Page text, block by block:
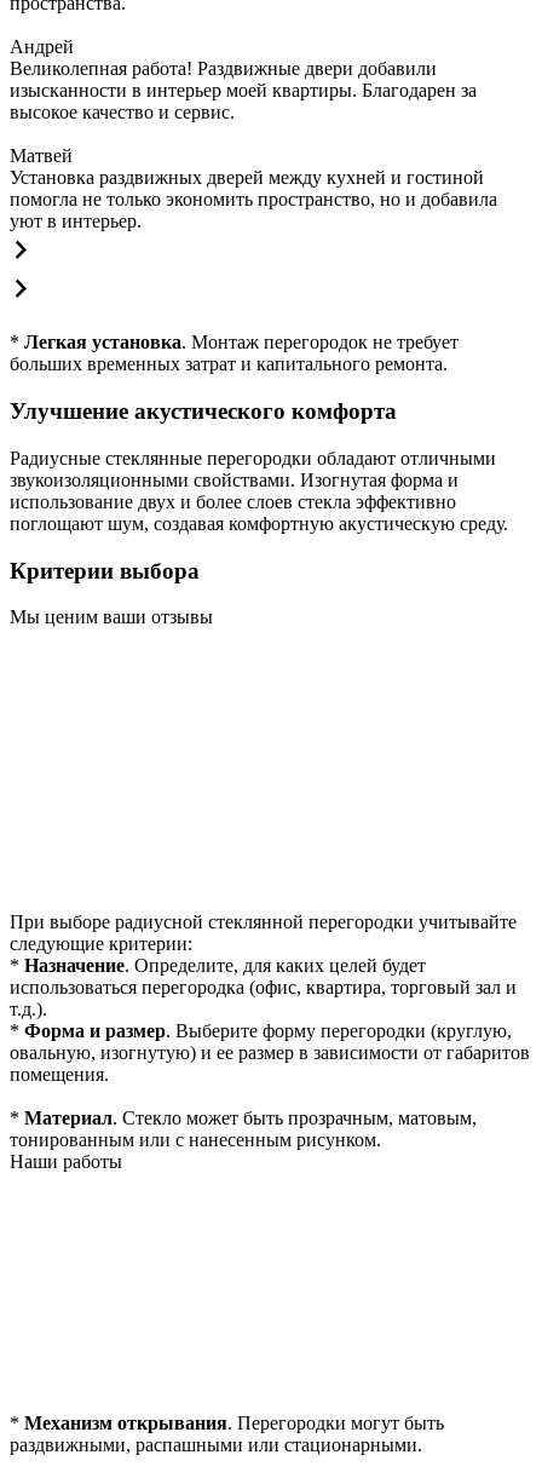
Андрей
Великолепная работа! Раздвижные двери добавили
изысканности в интерьер моей квартиры. Благодарен за
высокое качество и сервис.
Матвей
Установка раздвижных дверей между кухней и гостиной
помогла не только экономить пространство, но и добавила
уют в интерьер.
* Легкая установка. Монтаж перегородок не требует
больших временных затрат и капитального ремонта.
Улучшение акустического комфорта
Радиусные стеклянные перегородки обладают отличными
звукоизоляционными свойствами. Изогнутая форма и
использование двух и более слоев стекла эффективно
поглощают шум, создавая комфортную акустическую среду.
Критерии выбора
Мы ценим ваши отзывы
При выборе радиусной стеклянной перегородки учитывайте
следующие критерии:
* Назначение. Определите, для каких целей будет
использоваться перегородка (офис, квартира, торговый зал и
т.д.).
* Форма и размер. Выберите форму перегородки (круглую,
овальную, изогнутую) и ее размер в зависимости от габаритов
помещения.
* Материал. Стекло может быть прозрачным, матовым,
тонированным или с нанесенным рисунком.
Наши работы
* Механизм открывания. Перегородки могут быть
раздвижными, распашными или стационарными.